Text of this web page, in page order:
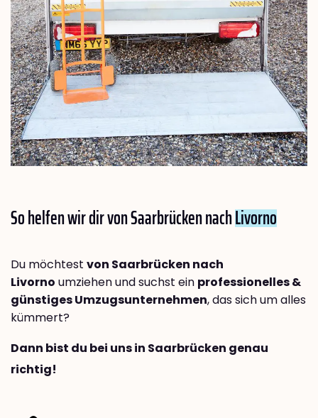
So helfen wir dir von Saarbrücken nachLivorno
Du möchtest von Saarbrücken nach
Livorno umziehen und suchst ein professionelles &
günstiges Umzugsunternehmen, das sich um alles
kümmert?
Dann bist du bei uns in Saarbrücken genau
richtig!